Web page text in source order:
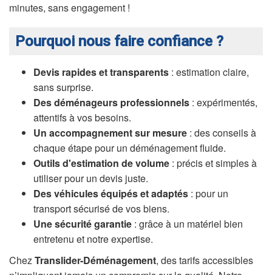
minutes, sans engagement !
Pourquoi nous faire confiance ?
Devis rapides et transparents : estimation claire,
sans surprise.
Des déménageurs professionnels : expérimentés,
attentifs à vos besoins.
Un accompagnement sur mesure : des conseils à
chaque étape pour un déménagement fluide.
Outils d'estimation de volume : précis et simples à
utiliser pour un devis juste.
Des véhicules équipés et adaptés : pour un
transport sécurisé de vos biens.
Une sécurité garantie : grâce à un matériel bien
entretenu et notre expertise.
ChezTranslider-Déménagement, des tarifs accessibles